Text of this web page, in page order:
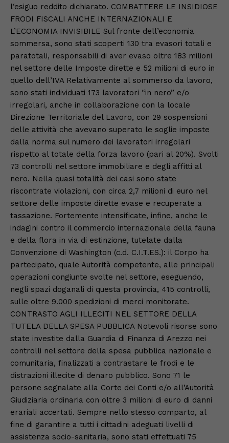
l‘esiguo reddito dichiarato. COMBATTERE LE INSIDIOSE
FRODI FISCALI ANCHE INTERNAZIONALI E
L’ECONOMIA INVISIBILE Sul fronte dell’economia
sommersa, sono stati scoperti 130 tra evasori totali e
paratotali, responsabili di aver evaso oltre 183 milioni
nel settore delle Imposte dirette e 52 milioni di euro in
quello dell’IVA Relativamente al sommerso da lavoro,
sono stati individuati 173 lavoratori “in nero” e/o
irregolari, anche in collaborazione con la locale
Direzione Territoriale del Lavoro, con 29 sospensioni
delle attività che avevano superato le soglie imposte
dalla norma sul numero dei lavoratori irregolari
rispetto al totale della forza lavoro (pari al 20%). Svolti
73 controlli nel settore immobiliare e degli affitti al
nero. Nella quasi totalità dei casi sono state
riscontrate violazioni, con circa 2,7 milioni di euro nel
settore delle imposte dirette evase e recuperate a
tassazione. Fortemente intensificate, infine, anche le
indagini contro il commercio internazionale della fauna
e della flora in via di estinzione, tutelate dalla
Convenzione di Washington (c.d. C.I.T.ES.): il Corpo ha
partecipato, quale Autorità competente, alle principali
operazioni congiunte svolte nel settore, eseguendo,
negli spazi doganali di questa provincia, 415 controlli,
sulle oltre 9.000 spedizioni di merci monitorate.
CONTRASTO AGLI ILLECITI NEL SETTORE DELLA
TUTELA DELLA SPESA PUBBLICA Notevoli risorse sono
state investite dalla Guardia di Finanza di Arezzo nei
controlli nel settore della spesa pubblica nazionale e
comunitaria, finalizzati a contrastare le frodi e le
distrazioni illecite di denaro pubblico. Sono 71 le
persone segnalate alla Corte dei Conti e/o all’Autorità
Giudiziaria ordinaria con oltre 3 milioni di euro di danni
erariali accertati. Sempre nello stesso comparto, al
fine di garantire a tutti i cittadini adeguati livelli di
assistenza socio-sanitaria, sono stati effettuati 75